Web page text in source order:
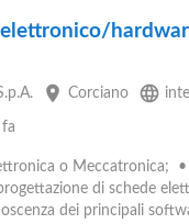
place Corciano language
o Meccatronica; •
di schede
dei principali